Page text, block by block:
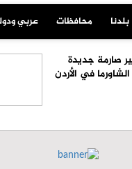
بلدنا محافظات عربي
صارمة جديدة
في الأردن